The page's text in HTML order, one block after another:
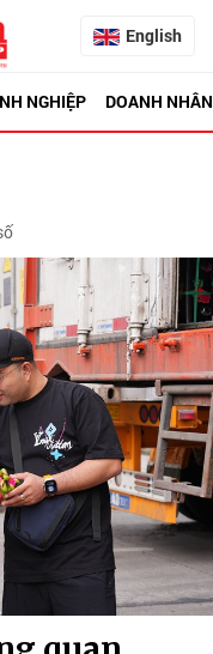
English
NGHIỆP DOANH NHÂN